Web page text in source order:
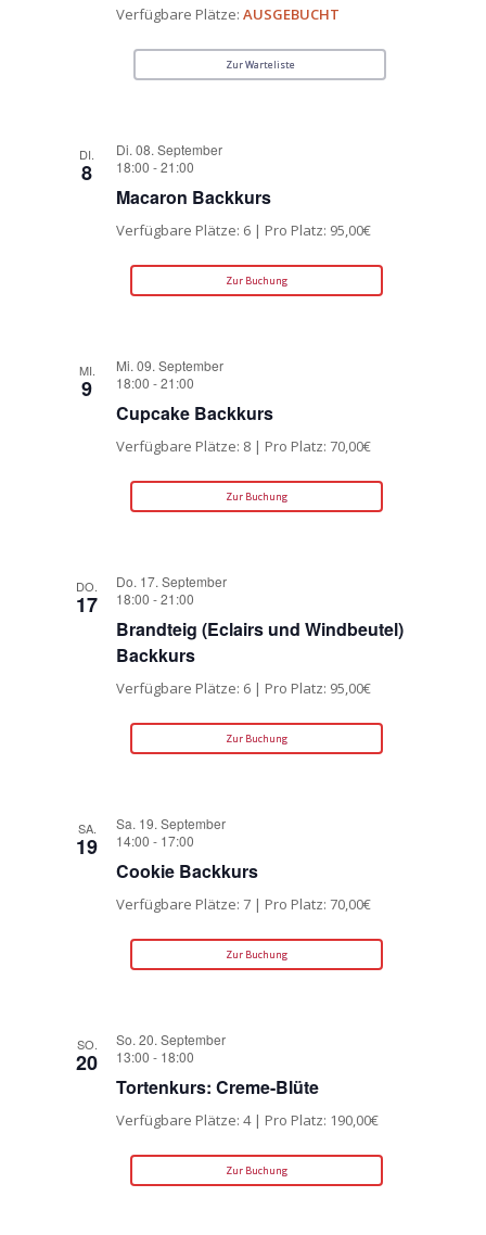
Verfügbare Plätze:AUSGEBUCHT
Zur Warteliste
DI.
8
Di. 08. September
18:00 -21:00
Macaron Backkurs
Verfügbare Plätze: 6 | Pro Platz: 95,00€
Zur Buchung
MI.
9
Mi. 09. September
18:00 -21:00
Cupcake Backkurs
Verfügbare Plätze: 8 | Pro Platz: 70,00€
Zur Buchung
DO.
17
Do. 17. September
18:00 -21:00
Brandteig (Eclairs und Windbeutel)
Backkurs
Verfügbare Plätze: 6 | Pro Platz: 95,00€
Zur Buchung
SA.
19
Sa. 19. September
14:00 - 17:00
Cookie Backkurs
Verfügbare Plätze: 7 | Pro Platz: 70,00€
Zur Buchung
SO.
20
So. 20. September
13:00 - 18:00
Tortenkurs: Creme-Blüte
Verfügbare Plätze: 4 | Pro Platz: 190,00€
Zur Buchung